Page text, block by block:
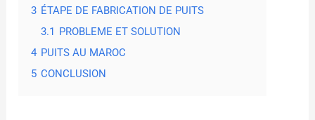
3 ÉTAPE DE FABRICATION DE PUITS
3.1 PROBLEME ET SOLUTION
4 PUITS AU MAROC
5 CONCLUSION